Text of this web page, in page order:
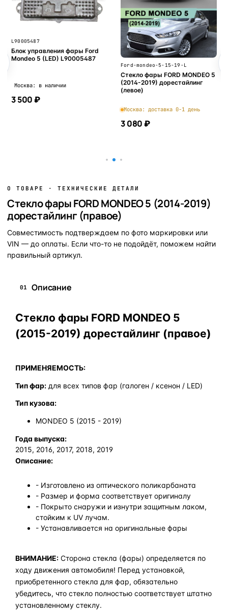
L90005487
Блок управления фары Ford
Mondeo 5 (LED) L90005487
Москва: в наличии
3 500 ₽
Ford-mondeo-5-15-19-L
Стекло фары FORD MONDEO 5
(2014-2019) дорестайлинг
(левое)
Москва: доставка 0-1 день
3 080 ₽
О ТОВАРЕ · ТЕХНИЧЕСКИЕ ДЕТАЛИ
Стекло фары FORD MONDEO 5 (2014-2019)
дорестайлинг (правое)
Совместимость подтверждаем по фото маркировки или
VIN — до оплаты. Если что-то не подойдёт, поможем найти
правильный артикул.
01 Описание
Стекло фары FORD MONDEO 5
(2015-2019) дорестайлинг (правое)
ПРИМЕНЯЕМОСТЬ:
Тип фар: для всех типов фар (галоген / ксенон / LED)
Тип кузова:
MONDEO 5 (2015 - 2019)
Года выпуска:
2015, 2016, 2017, 2018, 2019
Описание:
- Изготовлено из оптического поликарбаната
- Размер и форма соответствует оригиналу
- Покрыто снаружи и изнутри защитным лаком,
стойким к UV лучам.
- Устанавливается на оригинальные фары
ВНИМАНИЕ: Сторона стекла (фары) определяется по
ходу движения автомобиля! Перед установкой,
приобретенного стекла для фар, обязательно
убедитесь, что стекло полностью соответствует штатно
установленному стеклу.